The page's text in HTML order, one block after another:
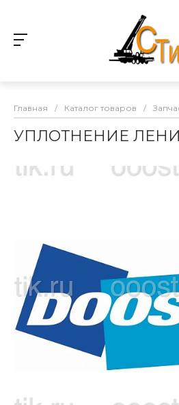
Главная / Каталог товаров /
УПЛОТНЕНИЕ